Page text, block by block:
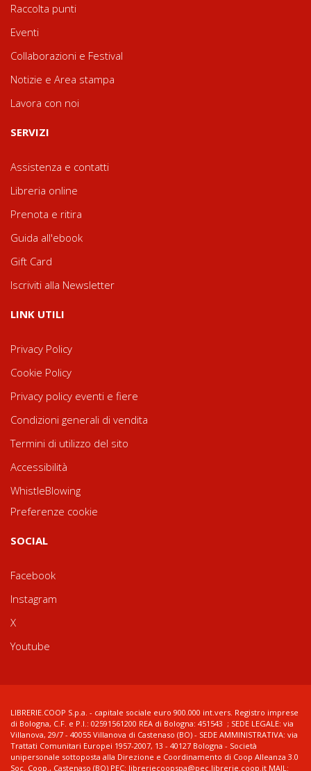
Raccolta punti
Eventi
Collaborazioni e Festival
Notizie e Area stampa
Lavora con noi
SERVIZI
Assistenza e contatti
Libreria online
Prenota e ritira
Guida all'ebook
Gift Card
Iscriviti alla Newsletter
LINK UTILI
Privacy Policy
Cookie Policy
Privacy policy eventi e fiere
Condizioni generali di vendita
Termini di utilizzo del sito
Accessibilità
WhistleBlowing
Preferenze cookie
SOCIAL
Facebook
Instagram
X
Youtube
LIBRERIE.COOP S.p.a. - capitale sociale euro 900.000 int.vers. Registro imprese
di Bologna, C.F. e P.I.: 02591561200 REA di Bologna: 451543 ; SEDE LEGALE: via
Villanova, 29/7 - 40055 Villanova di Castenaso (BO) - SEDE AMMINISTRATIVA: via
Trattati Comunitari Europei 1957-2007, 13 - 40127 Bologna - Società
unipersonale sottoposta alla Direzione e Coordinamento di Coop Alleanza 3.0
Soc. Coop., Castenaso (BO) PEC: libreriecoopspa@pec.librerie.coop.it MAIL: